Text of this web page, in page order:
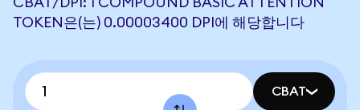
TOKEN은(는) 0.00003400 DPI에 해당합니다
CBAT